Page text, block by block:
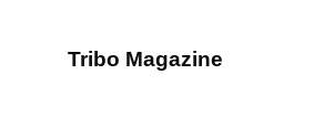
Tribo Magazine